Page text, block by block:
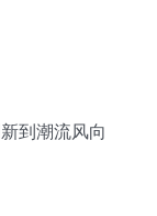
到潮流风向